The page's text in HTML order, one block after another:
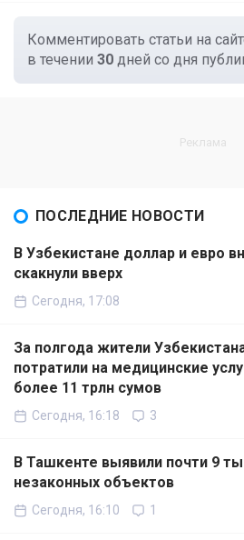
Комментировать статьи на
в течении 30 дней со дня
ПОСЛЕДНИЕ НОВОСТИ
В Узбекистане доллар и евро
скакнули вверх
Сегодня, 17:08
За полгода жители
потратили на медицинские
более 11 трлн сумов
Сегодня, 16:18 3
В Ташкенте выявили почти 9
незаконных объектов
Сегодня, 16:10 1